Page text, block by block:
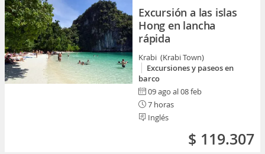
Excursión a las islas
Hong en lancha
rápida
Krabi (Krabi Town)
Excursiones y paseos en
barco
09 ago al 08 feb
7 horas
Inglés
$ 119.307